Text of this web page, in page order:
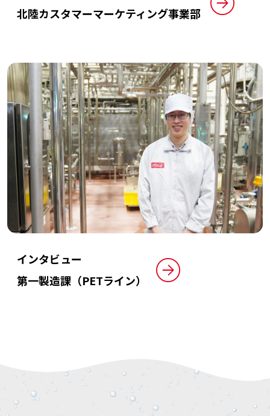
北陸カスタマーマーケティング事業部
インタビュー
第一製造課（PETライン）